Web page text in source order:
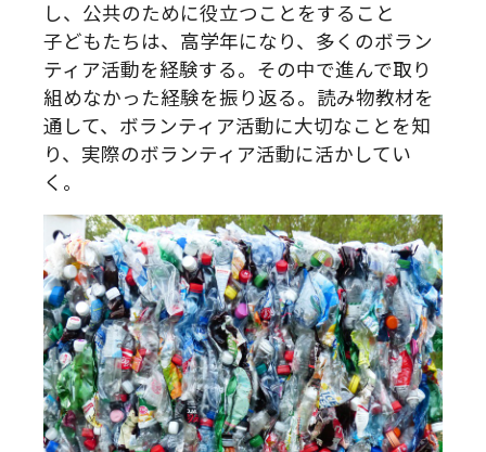
し、公共のために役立つことをすること
子どもたちは、高学年になり、多くのボラン
ティア活動を経験する。その中で進んで取り
組めなかった経験を振り返る。読み物教材を
通して、ボランティア活動に大切なことを知
り、実際のボランティア活動に活かしてい
く。